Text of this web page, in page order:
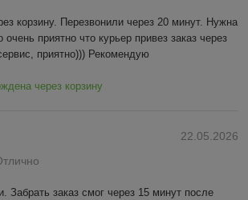
корзину. Перезвонили через 20 минут. Нужна
приятно что курьер привез заказ через
приятно))) Рекомендую
через корзину
22.05.2026
Забрать заказ смог через 15 минут после